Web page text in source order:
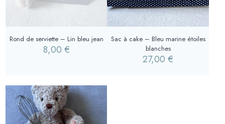
Rond de serviette – Lin bleu jean
8,00 €
Sac à cake – Bleu marine étoiles
blanches
27,00€